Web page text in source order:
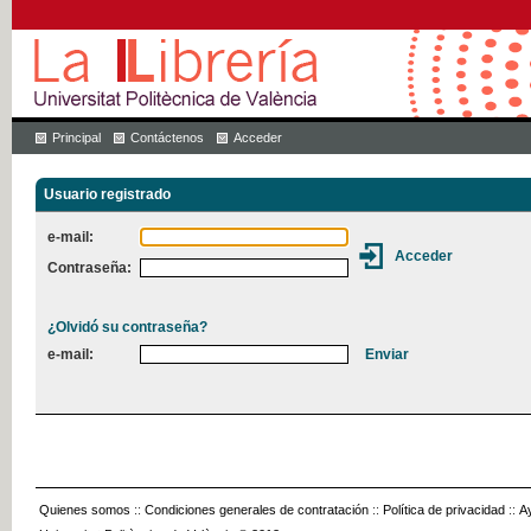
Principal Contáctenos Acceder
Usuario registrado
e-mail:
Contraseña:
¿Olvidó su contraseña?
e-mail:
Quienes somos :: Condiciones generales de contratación :: Política de privacidad ::